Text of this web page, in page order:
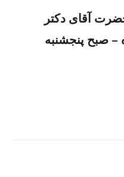
آقای دكتر
– صبح پنجشنبه